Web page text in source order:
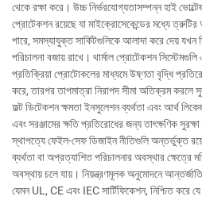
থেকে রক্ষা করে। উচ্চ নির্ভরযোগ্যতাসম্পন্ন হাই
প্রোটেকশন রয়েছে যা মাইক্রোসেকেন্ডের মধ্যে
পারে, সমস্যাযুক্ত সার্কিটগুলিকে আলাদা করে দেয় যখন
পরিচালনা বজায় রাখে। থার্মাল প্রোটেকশন সিস্টেমগুলি
প্রতিক্রিয়া প্রোটোকলের মাধ্যমে উষ্ণতা বৃদ্ধি
করে, তারপর তাপমাত্রা নিরাপদ সীমা অতিক্রম করলে
ফল্ট ডিটেকশন ক্ষমতা ইনসুলেশন ব্যর্থতা এবং আর্থ
এবং সরঞ্জামের ক্ষতি প্রতিরোধের জন্য তাৎক্ষণিক
স্থাপত্যে ফেইল-সেফ ডিজাইন নীতিগুলি অন্তর্ভুক্ত
ব্যর্থতা বা অপ্রত্যাশিত পরিচালনার অবস্থার ক্ষেত্রে
অবস্থায় চলে যায়। নিয়ন্ত্রণমূলক অনুমোদনে
যেমন UL, CE এবং IEC সার্টিফিকেশন, নিশ্চিত করে